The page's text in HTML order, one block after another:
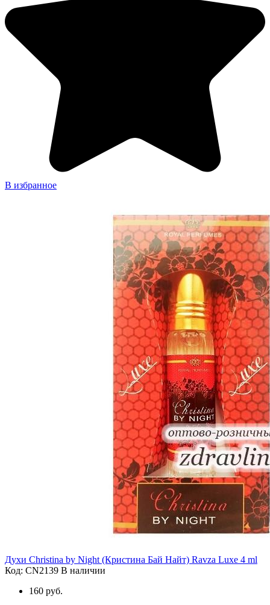
В избранное
Духи Christina by Night (Кристина Бай Найт) Ravza Luxe 4 ml
Код: CN2139 В наличии
160 руб.